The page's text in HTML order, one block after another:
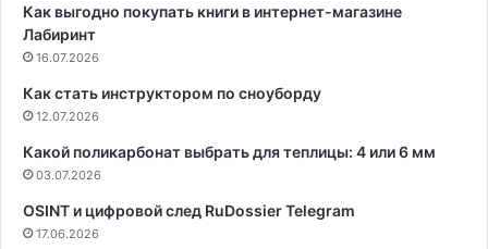
Как выгодно покупать книги в интернет-магазине
Лабиринт
16.07.2026
Как стать инструктором по сноуборду
12.07.2026
Какой поликарбонат выбрать для теплицы: 4 или 6 мм
03.07.2026
OSINT и цифровой след RuDossier Telegram
17.06.2026